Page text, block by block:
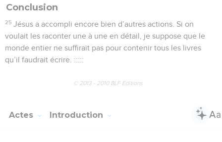
Conclusion
25 Jésus a accompli encore bien d’autres actions. Si on
voulait les raconter une à une en détail, je suppose que le
monde entier ne suffirait pas pour contenir tous les livres
qu’il faudrait écrire. :::::
© 2013 - 2010 BLF Editions
Actes Introduction